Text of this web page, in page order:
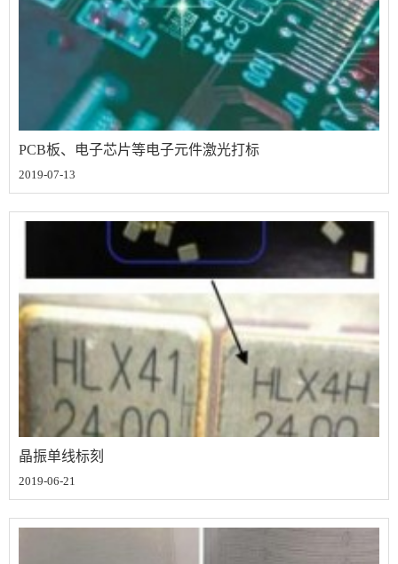
PCB板、电子芯片等电子元件激光打标
2019-07-13
晶振单线标刻
2019-06-21